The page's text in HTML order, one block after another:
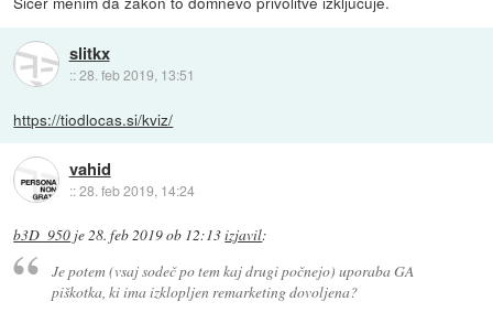
slitkx
::28. feb 2019, 13:51
https://tiodlocas.si/kviz/
vahid
::28. feb 2019, 14:24
b3D_950 je 28. feb 2019 ob 12:13izjavil:
Je potem (vsaj sodeč po tem kaj drugi počnejo) uporaba GA
piškotka, ki ima izklopljen remarketing dovoljena?